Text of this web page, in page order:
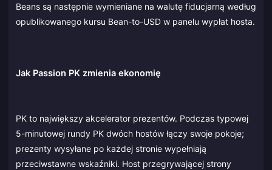
Beans są następnie wymieniane na walutę fiducjarną według
opublikowanego kursu Bean-to-USD w panelu wypłat hosta.
Jak Passion PK zmienia ekonomię
PK to największy akcelerator prezentów. Podczas typowej
5-minutowej rundy PK dwóch hostów łączy swoje pokoje;
prezenty wysyłane po każdej stronie wypełniają
przeciwstawne wskaźniki. Host przegrywającej strony